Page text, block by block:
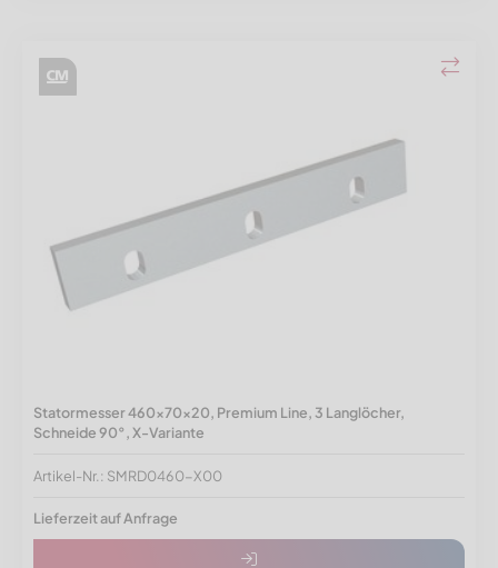
Statormesser 460x70x20, Premium Line, 3 Langlöcher,
Schneide 90°, X-Variante
Artikel-Nr.: SMRD0460-X00
Lieferzeit auf Anfrage